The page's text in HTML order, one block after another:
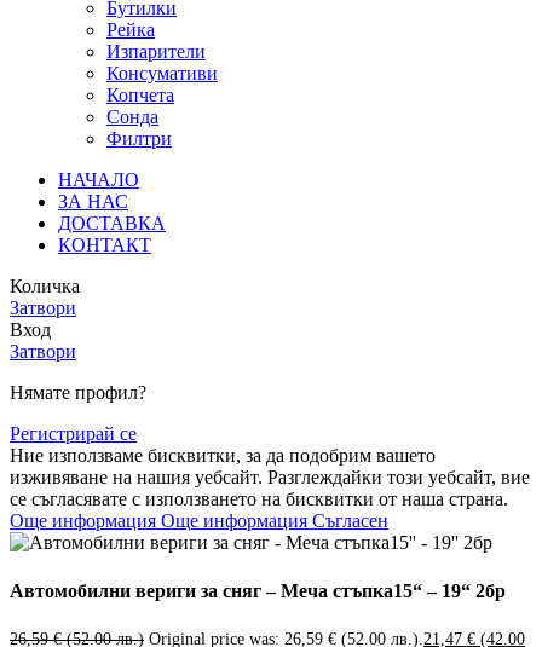
Бутилки
Рейка
Изпарители
Консумативи
Копчета
Сонда
Филтри
НАЧАЛО
ЗА НАС
ДОСТАВКА
КОНТАКТ
Количка
Затвори
Вход
Затвори
Нямате профил?
Регистрирай се
Ние използваме бисквитки, за да подобрим вашето
изживяване на нашия уебсайт. Разглеждайки този уебсайт, вие
се съгласявате с използването на бисквитки от наша страна.
Още информация Още информация Съгласен
Автомобилни вериги за сняг – Меча стъпка15“ – 19“ 2бр
26,59€ (52.00 лв.) Original price was: 26,59 € (52.00 лв.). 21,47 € (42.00